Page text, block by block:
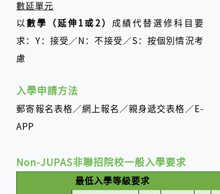
數延單元
以 數學（延伸1或2）
成績代替選修科目要
求：Y：接受 ／ N：不接受 ／S：按個別情況考
慮
入學申請方法
郵寄報名表格／網上報名／親身遞交表格／E-
APP
Non-JUPAS非聯招院校一般入學要求
最低入學等級要求